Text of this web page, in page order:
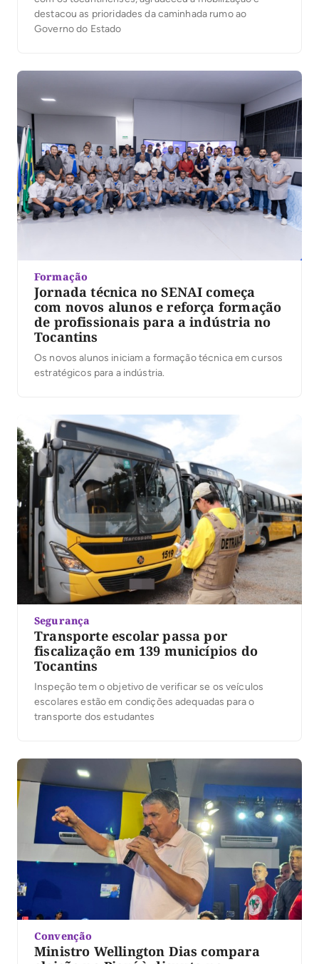
destacou as prioridades da caminhada rumo ao
Governo do Estado
Formação
Jornada técnica no SENAI começa
com novos alunos e reforça formação
de profissionais para a indústria no
Tocantins
Os novos alunos iniciam a formação técnica em cursos
estratégicos para a indústria.
Segurança
Transporte escolar passa por
fiscalização em 139 municípios do
Tocantins
Inspeção tem o objetivo de verificar se os veículos
escolares estão em condições adequadas para o
transporte dos estudantes
Convenção
Ministro Wellington Dias compara